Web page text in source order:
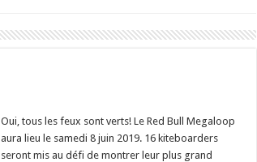
Oui, tous les feux sont verts! Le Red Bull Megaloop
aura lieu le samedi 8 juin 2019. 16 kiteboarders
seront mis au défi de montrer leur plus grand